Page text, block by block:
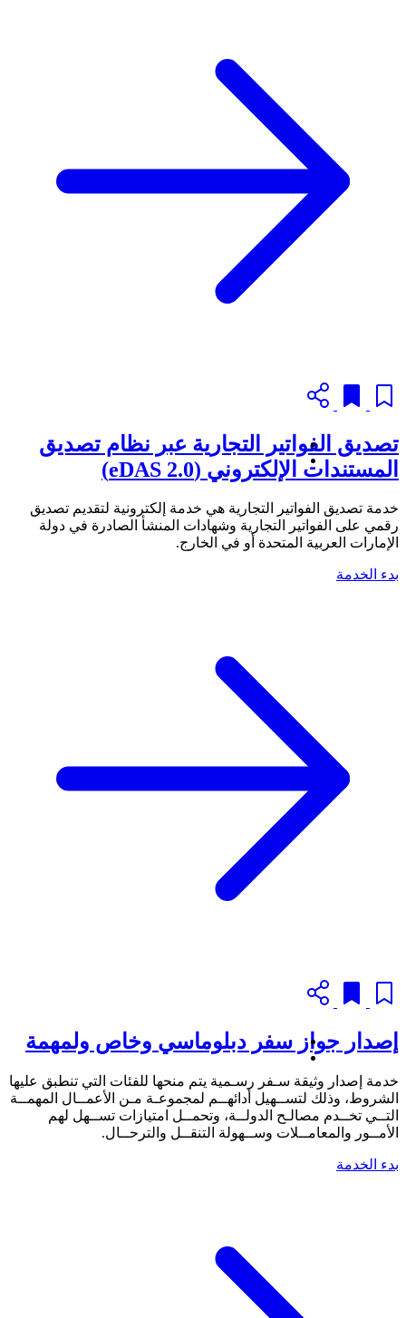
تصديق الفواتير التجارية عبر نظام تصديق
المستندات الإلكتروني (eDAS 2.0)
خدمة تصديق الفواتير التجارية هي خدمة إلكترونية لتقديم تصديق
رقمي على الفواتير التجارية وشهادات المنشأ الصادرة في دولة
الإمارات العربية المتحدة أو في الخارج.
بدء الخدمة
إصدار جواز سفر دبلوماسي وخاص ولمهمة
خدمة إصدار وثيقة سـفر رسـمية يتم منحها للفئات التي تنطبق عليها
الشروط، وذلك لتســهيل أدائهــم لمجموعـة مـن الأعمــال المهمــة
التــي تخــدم مصالـح الدولــة، وتحمــل امتيازات تســهل لهم
الأمــور والمعامــلات وســهولة التنقــل والترحــال.
بدء الخدمة